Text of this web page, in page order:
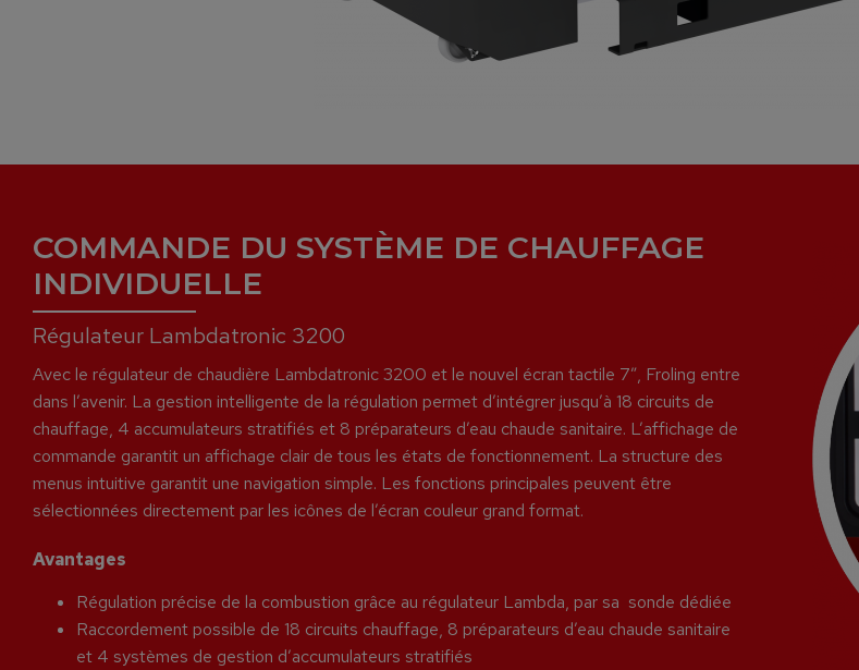
COMMANDE DU SYSTÈME DE CHAUFFAGE
INDIVIDUELLE
Régulateur Lambdatronic 3200
Avec le régulateur de chaudière Lambdatronic 3200 et le nouvel écran tactile 7”, Froling entre
dans l’avenir. La gestion intelligente de la régulation permet d’intégrer jusqu’à 18 circuits de
chauffage, 4 accumulateurs stratifiés et 8 préparateurs d’eau chaude sanitaire. L’affichage de
commande garantit un affichage clair de tous les états de fonctionnement. La structure des
menus intuitive garantit une navigation simple. Les fonctions principales peuvent être
sélectionnées directement par les icônes de l’écran couleur grand format.
Avantages
Régulation précise de la combustion grâce au régulateur Lambda, par sa sonde dédiée
Raccordement possible de 18 circuits chauffage, 8 préparateurs d’eau chaude sanitaire
et 4 systèmes de gestion d’accumulateurs stratifiés